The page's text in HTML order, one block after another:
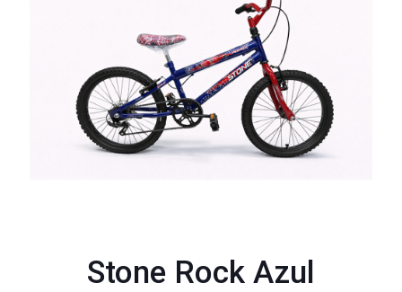
Stone Rock Azul